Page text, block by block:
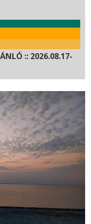
:: 2026.08.17-